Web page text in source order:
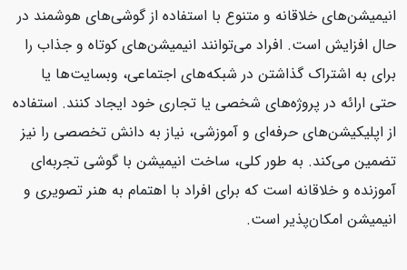
انیمیشن‌های خلاقانه و متنوع با استفاده از گوشی‌های هوشمند در
حال افزایش است. افراد می‌توانند انیمیشن‌های کوتاه و جذاب را
برای به اشتراک گذاشتن در شبکه‌های اجتماعی، وبسایت‌ها یا
حتی ارائه در پروژه‌های شخصی یا تجاری خود ایجاد کنند. استفاده
از اپلیکیشن‌های حرفه‌ای و آموزشی، نیاز به دانش تخصصی را نیز
تضمین می‌کند. به طور کلی، ساخت انیمیشن با گوشی تجربه‌ای
آموزنده و خلاقانه است که برای افراد با اهتمام به هنر تصویری و
انیمیشن امکان‌پذیر است.